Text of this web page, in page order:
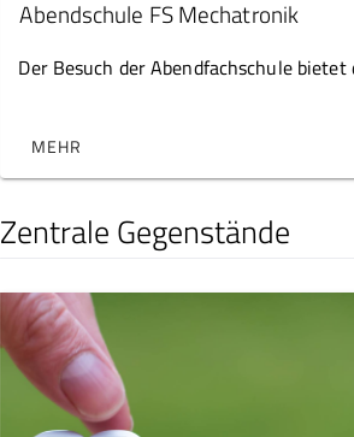
Abendschule FS Mechatronik
Der Besuch der Abendfachschule
MEHR
Zentrale Gegenstände